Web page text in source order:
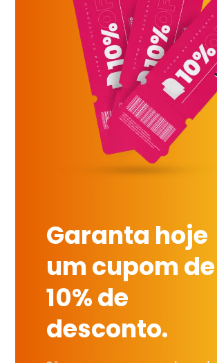
Garanta hoje
um cupom de
10% de
desconto.